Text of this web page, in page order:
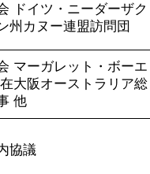
ドイツ・ニーダーザク
州カヌー連盟訪問団
マーガレット・ボーエ
大阪オーストラリア総
他
協議